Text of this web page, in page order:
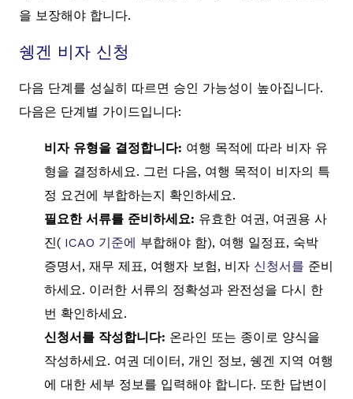
을 보장해야 합니다.
쉥겐 비자 신청
다음 단계를 성실히 따르면 승인 가능성이 높아집니다.
다음은 단계별 가이드입니다:
비자 유형을 결정합니다: 여행 목적에 따라 비자 유
형을 결정하세요. 그런 다음, 여행 목적이 비자의 특
정 요건에 부합하는지 확인하세요.
필요한 서류를 준비하세요: 유효한 여권, 여권용 사
진( ICAO 기준에 부합해야 함), 여행 일정표, 숙박
증명서, 재무 제표, 여행자 보험, 비자 신청서를 준비
하세요. 이러한 서류의 정확성과 완전성을 다시 한
번 확인하세요.
신청서를 작성합니다: 온라인 또는 종이로 양식을
작성하세요. 여권 데이터, 개인 정보, 쉥겐 지역 여행
에 대한 세부 정보를 입력해야 합니다. 또한 답변이